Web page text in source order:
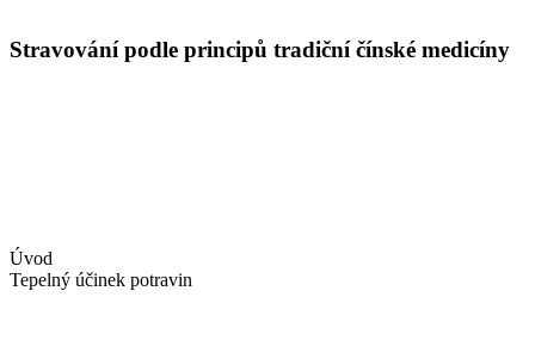
Stravování podle principů tradiční čínské medicíny
Úvod
Tepelný účinek potravin